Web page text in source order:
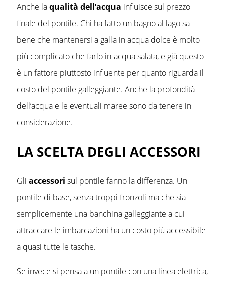
Anche laqualità dell’acqua influisce sul prezzo
finale del pontile. Chi ha fatto un bagno al lago sa
bene che mantenersi a galla in acqua dolce è molto
più complicato che farlo in acqua salata, e già questo
è un fattore piuttosto influente per quanto riguarda il
costo del pontile galleggiante. Anche la profondità
dell’acqua e le eventuali maree sono da tenere in
considerazione.
LA SCELTA DEGLI ACCESSORI
Gli accessori sul pontile fanno la differenza. Un
pontile di base, senza troppi fronzoli ma che sia
semplicemente una banchina galleggiante a cui
attraccare le imbarcazioni ha un costo più accessibile
a quasi tutte le tasche.
Se invece si pensa a un pontile con una linea elettrica,